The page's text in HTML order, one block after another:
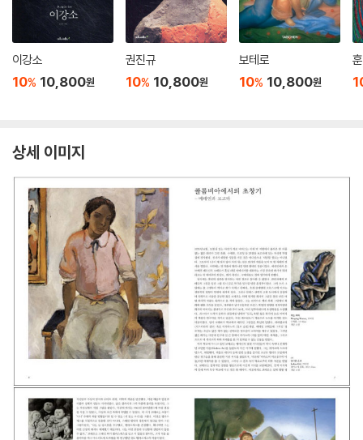
이강소
10% 10,800원
권진규
10% 10,800원
보테로
10% 10,800원
상세 이미지